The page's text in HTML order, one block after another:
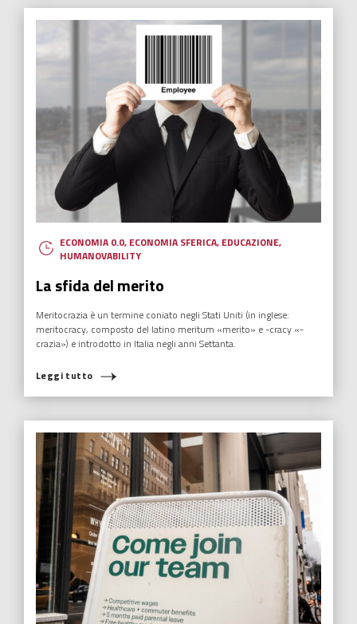
ECONOMIA 0.0, ECONOMIA SFERICA, EDUCAZIONE,
HUMANOVABILITY
La sfida del merito
Meritocrazia è un termine coniato negli Stati Uniti (in inglese:
meritocracy, composto del latino meritum «merito» e -cracy «-
crazia») e introdotto in Italia negli anni Settanta.
Leggi tutto